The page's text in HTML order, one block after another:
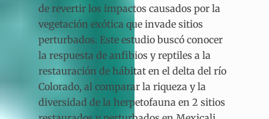
de revertir los impactos causados por la
vegetación exótica que invade sitios
perturbados. Este estudio buscó conocer
la respuesta de anfibios y reptiles a la
restauración de hábitat en el delta del río
Colorado, al comparar la riqueza y la
diversidad de la herpetofauna en 2 sitios